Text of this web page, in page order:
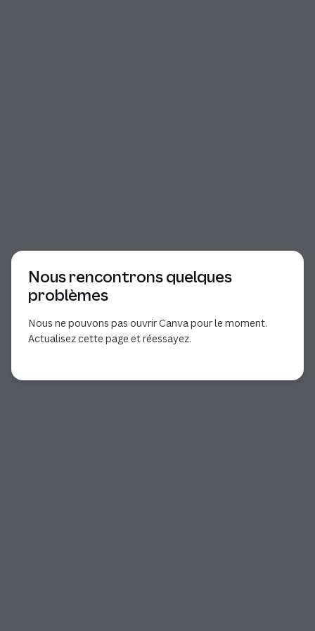
Nous rencontrons quelques
problèmes
Nous ne pouvons pas ouvrir Canva pour le moment.
Actualisez cette page et réessayez.